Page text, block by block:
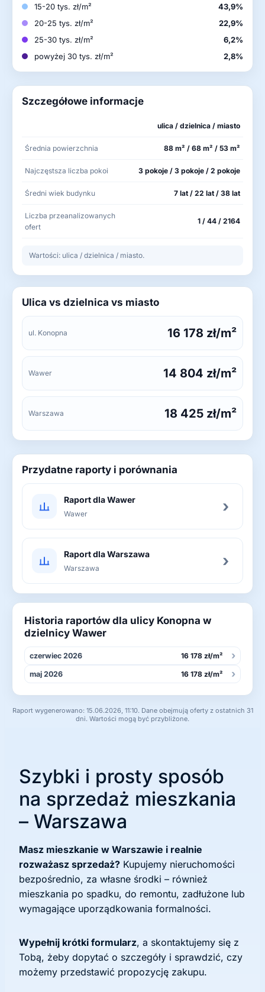
15-20 tys. zł/m²
43,9%
20-25 tys. zł/m²
22,9%
25-30 tys. zł/m²
6,2%
powyżej 30 tys. zł/m²
2,8%
Szczegółowe informacje
ulica / dzielnica / miasto
Średnia powierzchnia 88 m² / 68 m² / 53 m²
Najczęstsza liczba pokoi 3 pokoje / 3 pokoje / 2 pokoje
Średni wiek budynku 7 lat / 22 lat / 38 lat
Liczba przeanalizowanych
ofert
1 / 44 / 2164
Wartości: ulica / dzielnica / miasto.
Ulica vs dzielnica vs miasto
ul. Konopna 16 178 zł/m²
Wawer 14 804 zł/m²
Warszawa 18 425 zł/m²
Przydatne raporty i porównania
Raport dla Wawer
Wawer ›
Raport dla Warszawa
Warszawa ›
Historia raportów dla ulicy Konopna w
dzielnicy Wawer
czerwiec 2026 16 178 zł/m² ›
maj 2026 16 178 zł/m² ›
Raport wygenerowano: 15.06.2026, 11:10. Dane obejmują oferty z ostatnich 31
dni. Wartości mogą być przybliżone.
Szybki i prosty sposób
na sprzedaż mieszkania
– Warszawa
Masz mieszkanie w Warszawie i realnie
rozważasz sprzedaż? Kupujemy nieruchomości
bezpośrednio, za własne środki – również
mieszkania po spadku, do remontu, zadłużone lub
wymagające uporządkowania formalności.
Wypełnij krótki formularz, a skontaktujemy się z
Tobą, żeby dopytać o szczegóły i sprawdzić, czy
możemy przedstawić propozycję zakupu.